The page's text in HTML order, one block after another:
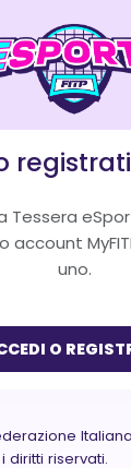
registrati
Tessera
account
uno.
O
Italiana
diritti riservati.